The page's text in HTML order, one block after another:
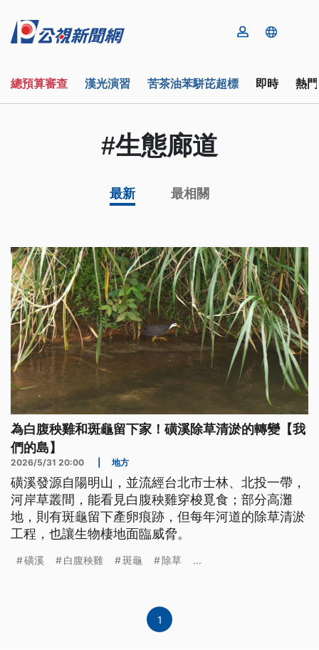
總預算審查 漢光演習 苦茶油苯駢芘超標 即時 熱
#生態廊道
最新 最相關
為白腹秧雞和斑龜留下家！磺溪除草清淤的轉變【我
們的島】
2026/5/31 20:00 地方
磺溪發源自陽明山，並流經台北市士林、北投一帶，
河岸草叢間，能看見白腹秧雞穿梭覓食；部分高灘
地，則有斑龜留下產卵痕跡，但每年河道的除草清淤
工程，也讓生物棲地面臨威脅。
磺溪 白腹秧雞 斑龜 除草 ...
1